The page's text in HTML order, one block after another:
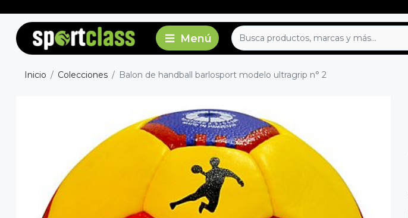
Inicio Colecciones Balon de handball barlosport modelo ultragrip n° 2